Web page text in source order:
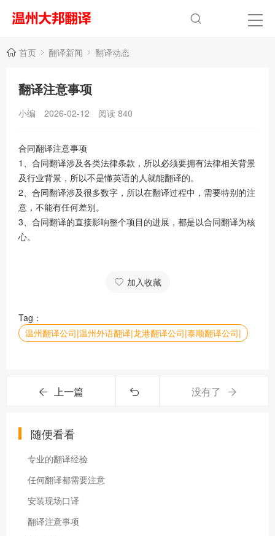
首页 翻译新闻 翻译动态
翻译注意事项
小编 2026-02-12 阅读 840
合同翻译注意事项
1、合同翻译涉及各类法律条款，所以必须要拥有法律相关背景
及行业背景，所以不是懂英语的人就能翻译的。
2、合同翻译涉及很多数字，所以在翻译过程中，需要特别的注
意，不能有任何差别。
3、合同翻译的直接影响整个项目的进展，都是以合同翻译为核
心。
加入收藏
Tag：
温州翻译公司|温州外语翻译|龙港翻译公司|泰顺翻译公司|
上一篇 没有了
随便看看
专业的翻译经验
任何翻译都需要注意
安装现场口译
翻译注意事项